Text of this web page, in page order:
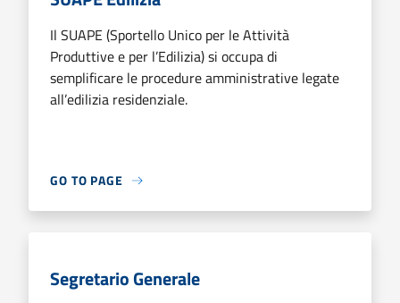
Il SUAPE (Sportello Unico per le Attività
Produttive e per l’Edilizia) si occupa di
semplificare le procedure amministrative legate
all’edilizia residenziale.
GO TO PAGE
Segretario Generale